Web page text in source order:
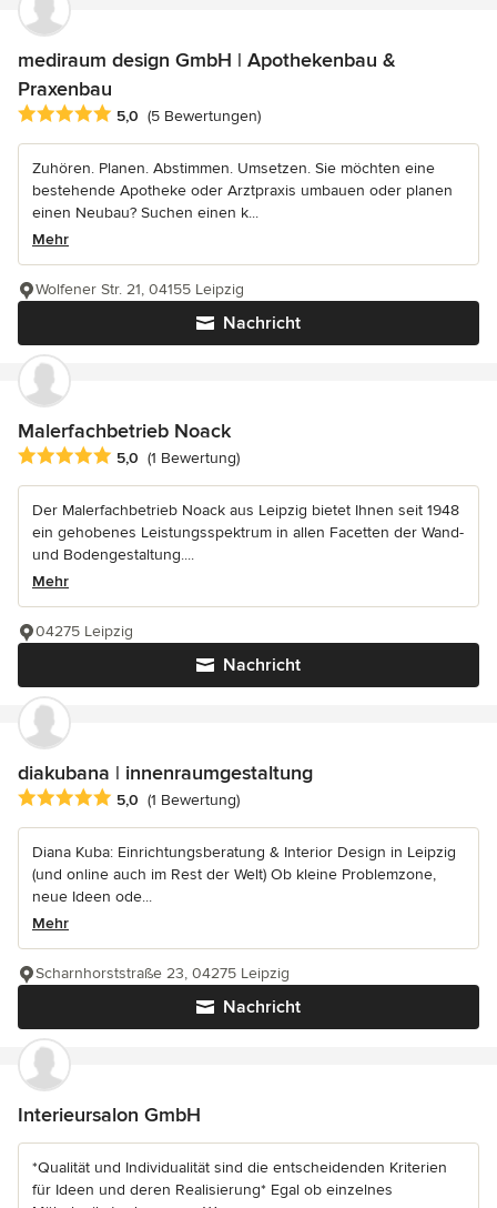
mediraum design GmbH | Apothekenbau &
Praxenbau
Durchschnittliche Bewertung: 5 von 5 Sternen
5,0 (5 Bewertungen)
Zuhören. Planen. Abstimmen. Umsetzen. Sie möchten eine
bestehende Apotheke oder Arztpraxis umbauen oder planen
einen Neubau? Suchen einen k...
Mehr
Nachricht
Wolfener Str. 21, 04155 Leipzig
Malerfachbetrieb Noack
Durchschnittliche Bewertung: 5 von 5 Sternen
5,0 (1 Bewertung)
Der Malerfachbetrieb Noack aus Leipzig bietet Ihnen seit 1948
ein gehobenes Leistungsspektrum in allen Facetten der Wand-
und Bodengestaltung....
Mehr
Nachricht
04275 Leipzig
diakubana | innenraumgestaltung
Durchschnittliche Bewertung: 5 von 5 Sternen
5,0 (1 Bewertung)
Diana Kuba: Einrichtungsberatung & Interior Design in Leipzig
(und online auch im Rest der Welt) Ob kleine Problemzone,
neue Ideen ode...
Mehr
Nachricht
Scharnhorststraße 23, 04275 Leipzig
Interieursalon GmbH
*Qualität und Individualität sind die entscheidenden Kriterien
für Ideen und deren Realisierung* Egal ob einzelnes